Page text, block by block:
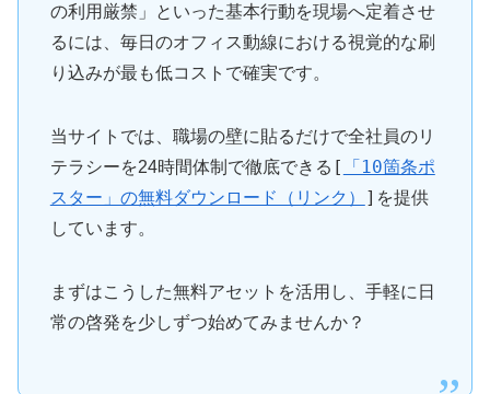
の利用厳禁」といった基本行動を現場へ定着させ
るには、毎日のオフィス動線における視覚的な刷
り込みが最も低コストで確実です。
当サイトでは、職場の壁に貼るだけで全社員のリ
テラシーを24時間体制で徹底できる [
「10箇条ポ
スター」の無料ダウンロード（リンク）
] を提供
しています。
まずはこうした無料アセットを活用し、手軽に日
常の啓発を少しずつ始めてみませんか？